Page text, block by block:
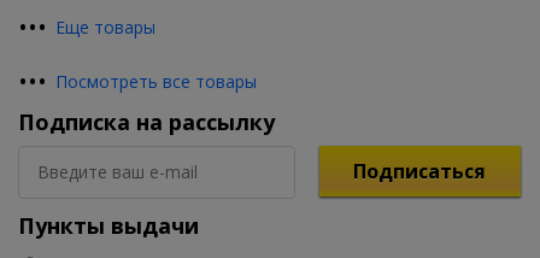
••• Еще товары
••• Посмотреть все товары
Подписка на рассылку
Подписаться
Пункты выдачи